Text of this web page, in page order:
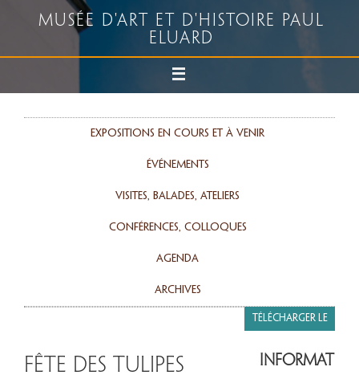
Musée d'art et d'histoire Paul
Eluard
Expositions en cours et à venir
événements
Visites, balades, ateliers
Conférences, colloques
Télécharger le
agenda
Archives
Fête des Tulipes